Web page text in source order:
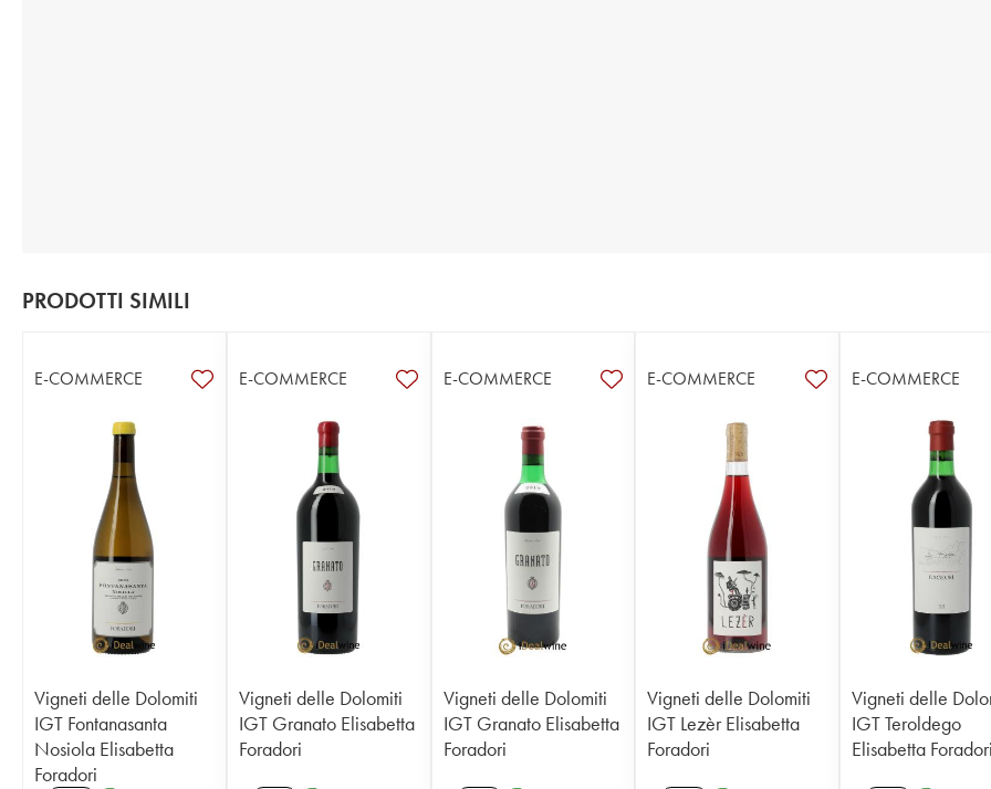
PRODOTTI SIMILI
E-COMMERCE
Vigneti delle Dolomiti
IGT Fontanasanta
Nosiola Elisabetta
Foradori
E-COMMERCE
Vigneti delle Dolomiti
IGT Granato Elisabetta
Foradori
E-COMMERCE
Vigneti delle Dolomiti
IGT Granato Elisabetta
Foradori
E-COMMERCE
Vigneti delle Dolomiti
IGT Lezèr Elisabetta
Foradori
E-COMMERCE
Vigneti delle
IGT Teroldego
Elisabetta Foradori